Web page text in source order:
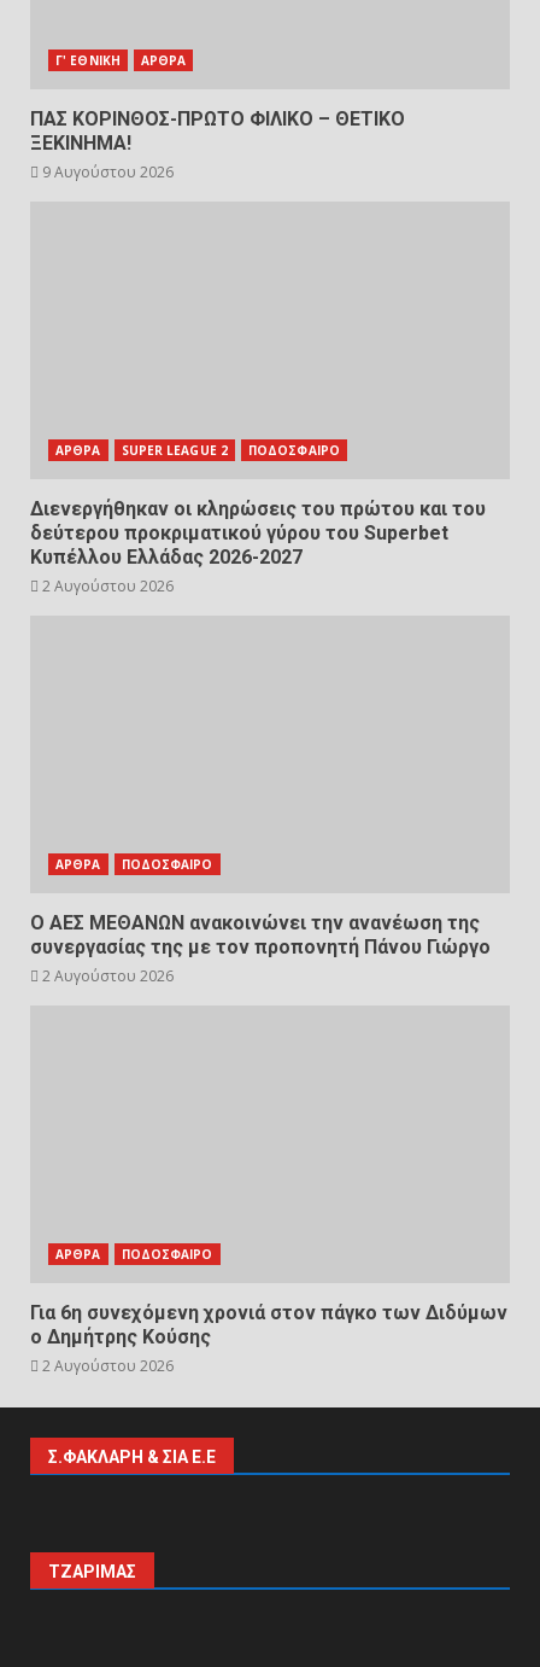
Γ' ΕΘΝΙΚΗ ΑΡΘΡΑ
ΠΑΣ ΚΟΡΙΝΘΟΣ-ΠΡΩΤΟ ΦΙΛΙΚΟ – ΘΕΤΙΚΟ
ΞΕΚΙΝΗΜΑ!
9 Αυγούστου 2026
ΑΡΘΡΑ SUPER LEAGUE 2 ΠΟΔΟΣΦΑΙΡΟ
Διενεργήθηκαν οι κληρώσεις του πρώτου και του
δεύτερου προκριματικού γύρου του Superbet
Κυπέλλου Ελλάδας 2026-2027
2 Αυγούστου 2026
ΑΡΘΡΑ ΠΟΔΟΣΦΑΙΡΟ
Ο ΑΕΣ ΜΕΘΑΝΩΝ ανακοινώνει την ανανέωση της
συνεργασίας της με τον προπονητή Πάνου Γιώργο
2 Αυγούστου 2026
ΑΡΘΡΑ ΠΟΔΟΣΦΑΙΡΟ
Για 6η συνεχόμενη χρονιά στον πάγκο των Διδύμων
ο Δημήτρης Κούσης
2 Αυγούστου 2026
Σ.ΦΑΚΛΑΡΗ & ΣΙΑ Ε.Ε
ΤΖΑΡΙΜΑΣ